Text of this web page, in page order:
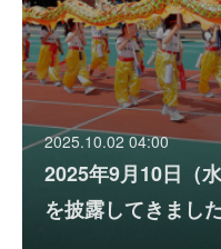
2025.10.02 04:00
2025年9月10日（
を披露してきまし